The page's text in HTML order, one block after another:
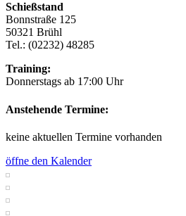
Schießstand
Bonnstraße 125
50321 Brühl
Tel.: (02232) 48285
Training:
Donnerstags ab 17:00 Uhr
Anstehende Termine:
keine aktuellen Termine vorhanden
öffne den Kalender